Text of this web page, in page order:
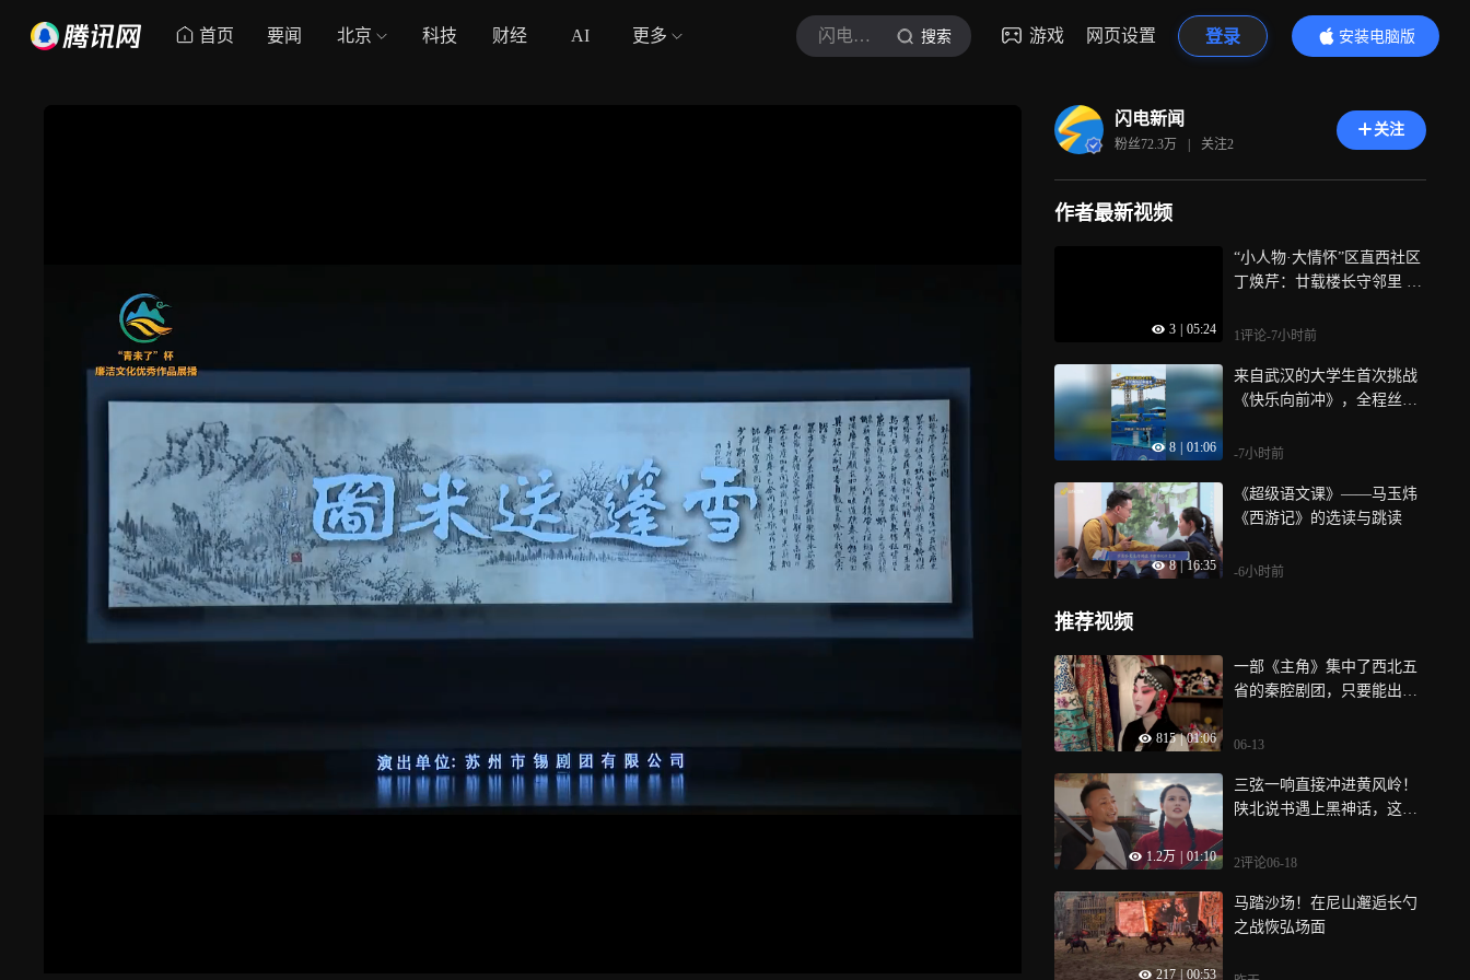
首页 要闻 北京 科技 财经 AI 更多 闪电新闻 搜索 游戏 网页设置 登录
安装电脑版
内容更精彩
闪电新闻
粉丝72.3万 | 关注2
关注
作者最新视频
3 05:24
“小人物·大情怀”区直西社区
丁焕芹：廿载楼长守邻里 时
1评论-7小时前
8 01:06
来自武汉的大学生首次挑战
《快乐向前冲》，全程丝滑
-7小时前
8 | 16:35
《超级语文课》——马玉炜
《西游记》的选读与跳读
-6小时前
推荐视频
815 | 01:06
一部《主角》集中了西北五
省的秦腔剧团，只要能出一
06-13
1.2万 01:10
三弦一响直接冲进黄风岭！
陕北说书遇上黑神话，这波
2评论06-18
217 00:53
马踏沙场！在尼山邂逅长勺
之战恢弘场面